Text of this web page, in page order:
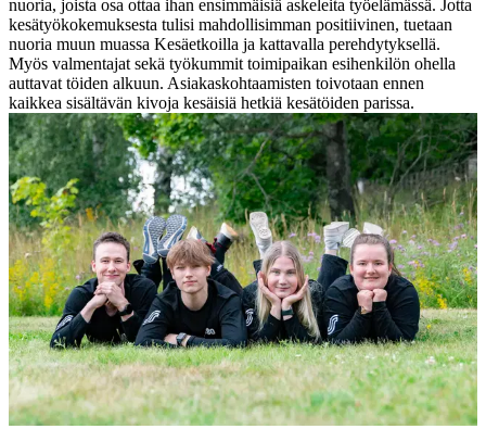
nuoria, joista osa ottaa ihan ensimmäisiä askeleita työelämässä. Jotta
kesätyökokemuksesta tulisi mahdollisimman positiivinen, tuetaan
nuoria muun muassa Kesäetkoilla ja kattavalla perehdytyksellä.
Myös valmentajat sekä työkummit toimipaikan esihenkilön ohella
auttavat töiden alkuun. Asiakaskohtaamisten toivotaan ennen
kaikkea sisältävän kivoja kesäisiä hetkiä kesätöiden parissa.